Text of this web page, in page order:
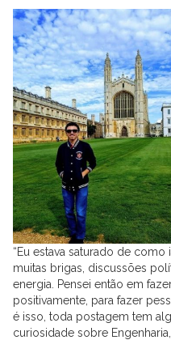
“Eu estava saturado de
muitas brigas, discussões
energia. Pensei então em
positivamente, para fazer
é isso, toda postagem tem
curiosidade sobre